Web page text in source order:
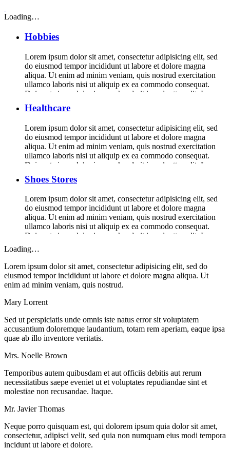
Loading…
Hobbies
Lorem ipsum dolor sit amet, consectetur adipisicing elit, sed
do eiusmod tempor incididunt ut labore et dolore magna
aliqua. Ut enim ad minim veniam, quis nostrud exercitation
ullamco laboris nisi ut aliquip ex ea commodo consequat.
Duis aute irure dolor in reprehenderit in voluptte velit. Lorem
ipsum dolor sit amet, consectetur adipisicing elit, sed do […]
Healthcare
Lorem ipsum dolor sit amet, consectetur adipisicing elit, sed
do eiusmod tempor incididunt ut labore et dolore magna
aliqua. Ut enim ad minim veniam, quis nostrud exercitation
ullamco laboris nisi ut aliquip ex ea commodo consequat.
Duis aute irure dolor in reprehenderit in voluptte velit. Lorem
ipsum dolor sit amet, consectetur adipisicing elit, sed do […]
Shoes Stores
Lorem ipsum dolor sit amet, consectetur adipisicing elit, sed
do eiusmod tempor incididunt ut labore et dolore magna
aliqua. Ut enim ad minim veniam, quis nostrud exercitation
ullamco laboris nisi ut aliquip ex ea commodo consequat.
Duis aute irure dolor in reprehenderit in voluptte velit. Lorem
Loading…
Lorem ipsum dolor sit amet, consectetur adipisicing elit, sed do
eiusmod tempor incididunt ut labore et dolore magna aliqua. Ut
enim ad minim veniam, quis nostrud.
Mary Lorrent
Sed ut perspiciatis unde omnis iste natus error sit voluptatem
accusantium doloremque laudantium, totam rem aperiam, eaque ipsa
quae ab illo inventore veritatis.
Mrs. Noelle Brown
Temporibus autem quibusdam et aut officiis debitis aut rerum
necessitatibus saepe eveniet ut et voluptates repudiandae sint et
molestiae non recusandae. Itaque.
Mr. Javier Thomas
Neque porro quisquam est, qui dolorem ipsum quia dolor sit amet,
consectetur, adipisci velit, sed quia non numquam eius modi tempora
incidunt ut labore et dolore.